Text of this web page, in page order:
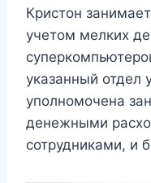
Кристон
учетом мелких
указанный отдел
уполномочена
денежными
сотрудниками, и